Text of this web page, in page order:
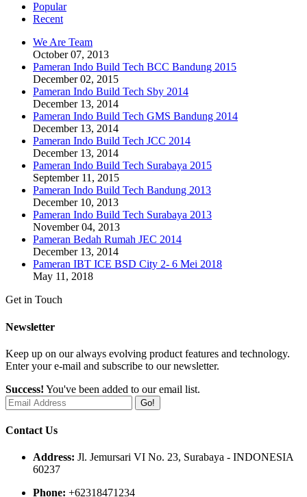
Popular
Recent
We Are Team
October 07, 2013
Pameran Indo Build Tech BCC Bandung 2015
December 02, 2015
Pameran Indo Build Tech Sby 2014
December 13, 2014
Pameran Indo Build Tech GMS Bandung 2014
December 13, 2014
Pameran Indo Build Tech JCC 2014
December 13, 2014
Pameran Indo Build Tech Surabaya 2015
September 11, 2015
Pameran Indo Build Tech Bandung 2013
December 10, 2013
Pameran Indo Build Tech Surabaya 2013
November 04, 2013
Pameran Bedah Rumah JEC 2014
December 13, 2014
Pameran IBT ICE BSD City 2- 6 Mei 2018
May 11, 2018
Get in Touch
Newsletter
Keep up on our always evolving product features and technology.
Enter your e-mail and subscribe to our newsletter.
Success! You've been added to our email list.
Go!
Contact Us
Address: Jl. Jemursari VI No. 23, Surabaya - INDONESIA
60237
Phone: +62318471234